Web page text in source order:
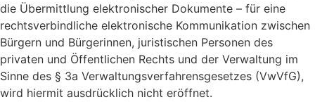
die Übermittlung elektronischer Dokumente – für eine
rechtsverbindliche elektronische Kommunikation zwischen
Bürgern und Bürgerinnen, juristischen Personen des
privaten und Öffentlichen Rechts und der Verwaltung im
Sinne des § 3a Verwaltungsverfahrensgesetzes (VwVfG),
wird hiermit ausdrücklich nicht eröffnet.